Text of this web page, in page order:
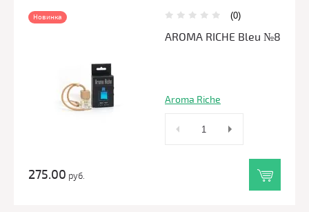
Новинка (0)
AROMA RICHE Bleu №8
Aroma Riche
275.00 руб.